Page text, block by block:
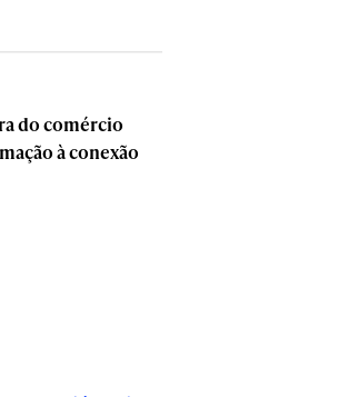
do comércio
à conexão